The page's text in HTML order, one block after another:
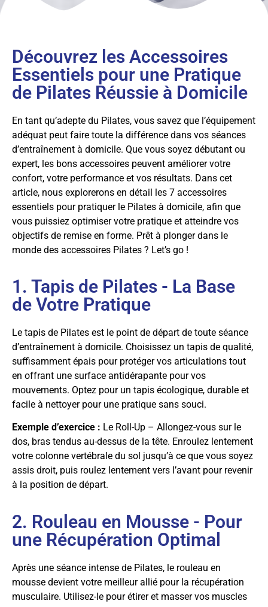
Découvrez les Accessoires
Essentiels pour une Pratique
de Pilates Réussie à Domicile
En tant qu’adepte du Pilates, vous savez que l’équipement
adéquat peut faire toute la différence dans vos séances
d’entraînement à domicile. Que vous soyez débutant ou
expert, les bons accessoires peuvent améliorer votre
confort, votre performance et vos résultats. Dans cet
article, nous explorerons en détail les 7 accessoires
essentiels pour pratiquer le Pilates à domicile, afin que
vous puissiez optimiser votre pratique et atteindre vos
objectifs de remise en forme. Prêt à plonger dans le
monde des accessoires Pilates ? Let’s go !
1. Tapis de Pilates - La Base
de Votre Pratique
Le tapis de Pilates est le point de départ de toute séance
d’entraînement à domicile. Choisissez un tapis de qualité,
suffisamment épais pour protéger vos articulations tout
en offrant une surface antidérapante pour vos
mouvements. Optez pour un tapis écologique, durable et
facile à nettoyer pour une pratique sans souci.
Exemple d’exercice : Le Roll-Up – Allongez-vous sur le
dos, bras tendus au-dessus de la tête. Enroulez lentement
votre colonne vertébrale du sol jusqu’à ce que vous soyez
assis droit, puis roulez lentement vers l’avant pour revenir
à la position de départ.
2. Rouleau en Mousse - Pour
une Récupération Optimal
Après une séance intense de Pilates, le rouleau en
mousse devient votre meilleur allié pour la récupération
musculaire. Utilisez-le pour étirer et masser vos muscles